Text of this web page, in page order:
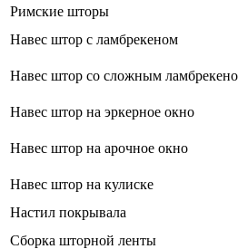
Римские шторы
Навес штор с ламбрекеном
Навес штор со сложным
Навес штор на эркерное окно
Навес штор на арочное окно
Навес штор на кулиске
Настил покрывала
Сборка шторной ленты